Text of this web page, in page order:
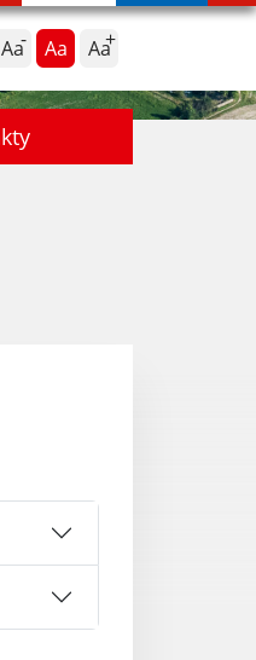
Aa Aa Aa